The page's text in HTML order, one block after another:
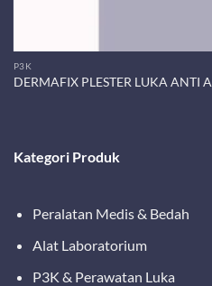
P3K
DERMAFIX PLESTER LUKA ANTI
Kategori Produk
Peralatan Medis & Bedah
Alat Laboratorium
P3K & Perawatan Luka